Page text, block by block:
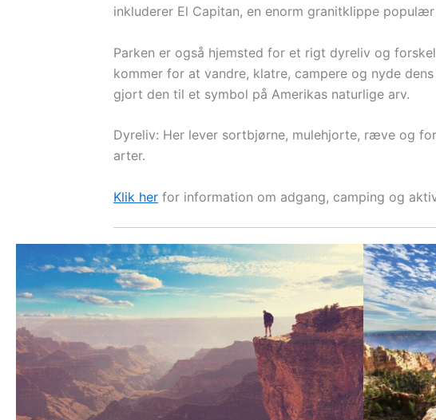
inkluderer El Capitan, en enorm granitklippe
Parken er også hjemsted for et rigt dyreliv og
kommer for at vandre, klatre, campere og nyde
gjort den til et symbol på Amerikas naturlige arv.
Dyreliv: Her lever sortbjørne, mulehjorte, ræve og
arter.
Klik her for information om adgang, camping og